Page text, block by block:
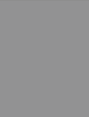
Wengen